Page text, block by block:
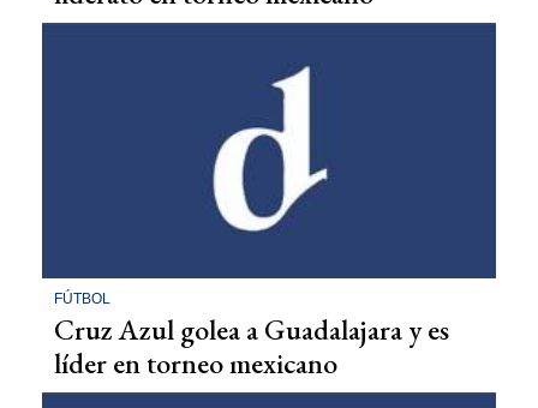
FÚTBOL
Cruz Azul golea a Guadalajara y es
líder en torneo mexicano